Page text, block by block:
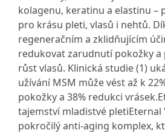
kolagenu, keratinu a elastinu –
pro krásu pleti, vlasů i nehtů.
regeneračním a zklidňujícím
redukovat zarudnutí pokožky
růst vlasů. Klinická studie (1)
užívání MSM může vést až k
pokožky a 38% redukci
tajemství mladistvé pletiEternal
pokročilý anti-aging komplex,